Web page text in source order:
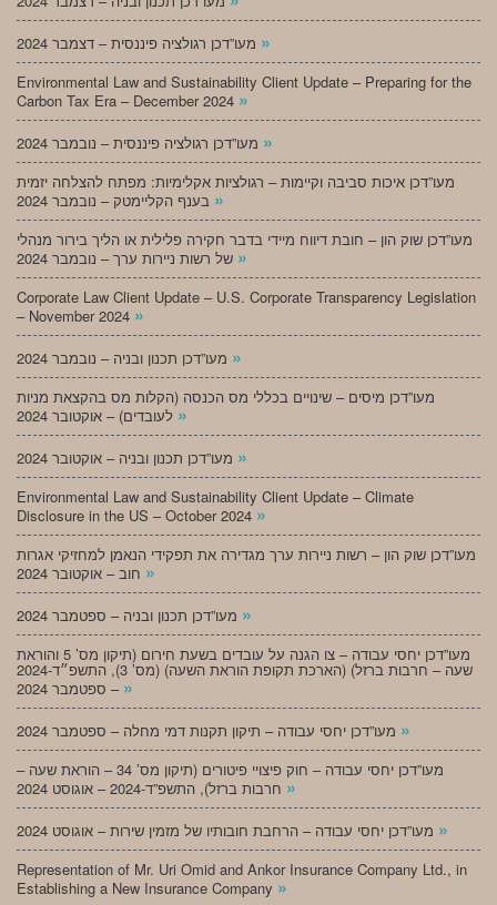
»
Environmental Law and Sustainability Client Update – Preparing for the
Carbon Tax Era – December 2024 »
»
מעו”דכן איכות סביבה וקיימות – רגולציות אקלימיות: מפתח להצלחה יזמית
»
מעו”דכן שוק הון – חובת דיווח מיידי בדבר חקירה פלילית או הליך בירור מנהלי
»
Corporate Law Client Update – U.S. Corporate Transparency Legislation
– November 2024 »
»
מעו”דכן מיסים – שינויים בכללי מס הכנסה (הקלות מס בהקצאת מניות
»
»
Environmental Law and Sustainability Client Update – Climate
Disclosure in the US – October 2024 »
מעו”דכן שוק הון – רשות ניירות ערך מגדירה את תפקידי הנאמן למחזיקי אגרות
»
»
מעו”דכן יחסי עבודה – צו הגנה על עובדים בשעת חירום (תיקון מס’ 5 והוראת
שעה – חרבות ברזל) (הארכת תקופת הוראת השעה) (מס’ 3), התשפ״ד-2024
– ספטמבר 2024 »
»
מעו”דכן יחסי עבודה – חוק פיצויי פיטורים (תיקון מס’ 34 – הוראת שעה –
»
»
Representation of Mr. Uri Omid and Ankor Insurance Company Ltd., in
Establishing a New Insurance Company »